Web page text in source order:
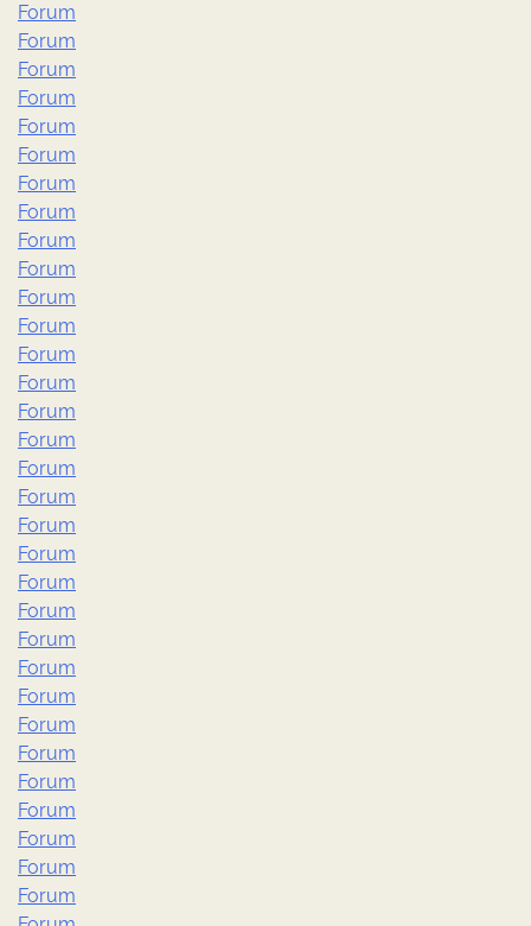
Forum
Forum
Forum
Forum
Forum
Forum
Forum
Forum
Forum
Forum
Forum
Forum
Forum
Forum
Forum
Forum
Forum
Forum
Forum
Forum
Forum
Forum
Forum
Forum
Forum
Forum
Forum
Forum
Forum
Forum
Forum
Forum